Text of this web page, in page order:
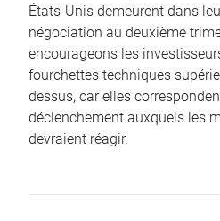
États-Unis demeurent dans
négociation au deuxième
encourageons les
fourchettes techniques
dessus, car elles
déclenchement auxquels les
devraient réagir.